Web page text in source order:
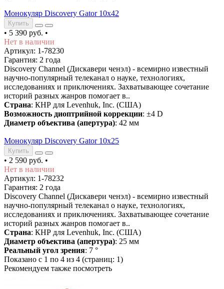
Монокуляр Discovery Gator 10x42
Купить
• 5 390 руб. •
Нет в наличии
Артикул: 1-78230
Гарантия: 2 года
Discovery Channel (Дискавери ченэл) - всемирно известный
научно-популярный телеканал о науке, технологиях,
исследованиях и приключениях. Захватывающее сочетание
историй разных жанров помогает в..
Страна: КНР для Levenhuk, Inc. (США)
Возможность диоптрийной коррекции: ±4 D
Диаметр объектива (апертура): 42 мм
Монокуляр Discovery Gator 10x25
Купить
• 2 590 руб. •
Нет в наличии
Артикул: 1-78232
Гарантия: 2 года
Discovery Channel (Дискавери ченэл) - всемирно известный
научно-популярный телеканал о науке, технологиях,
исследованиях и приключениях. Захватывающее сочетание
историй разных жанров помогает в..
Страна: КНР для Levenhuk, Inc. (США)
Диаметр объектива (апертура): 25 мм
Реальный угол зрения: 7 °
Показано с 1 по 4 из 4 (страниц: 1)
Рекомендуем также посмотреть